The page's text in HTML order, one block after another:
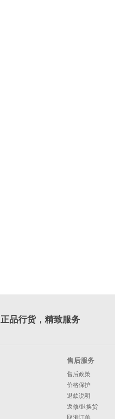
正品行货，精致服务
售后服务
售后政策
价格保护
退款说明
返修/退换货
取消订单